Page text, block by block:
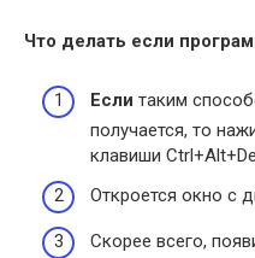
Что делать если
Если таким
получается, то
клавиши
Откроется окно с
Скорее всего,